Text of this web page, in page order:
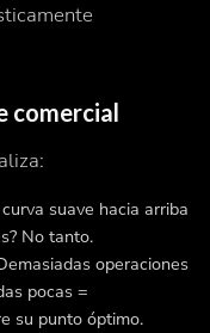
comercial
suave hacia arriba
No tanto.
operaciones
pocas =
su punto óptimo.